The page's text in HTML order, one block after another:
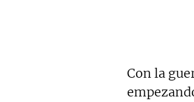
Con la